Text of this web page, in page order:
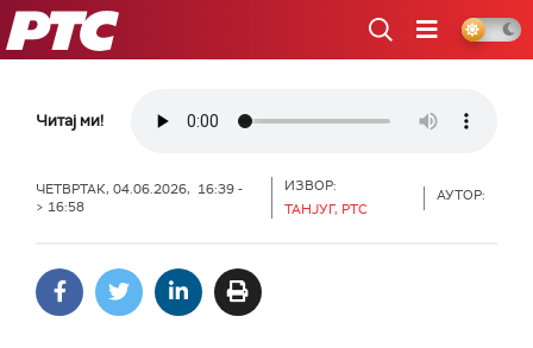
РТС
Читај ми!
ЧЕТВРТАК, 04.06.2026, 16:39 -
> 16:58
ИЗВОР:
ТАНЈУГ, РТС
АУТОР: